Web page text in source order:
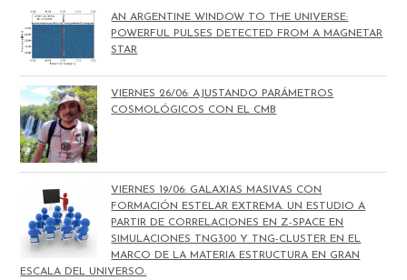
AN ARGENTINE WINDOW TO THE UNIVERSE:
POWERFUL PULSES DETECTED FROM A MAGNETAR
STAR
VIERNES 26/06: AJUSTANDO PARÁMETROS
COSMOLÓGICOS CON EL CMB
VIERNES 19/06: GALAXIAS MASIVAS CON
FORMACIÓN ESTELAR EXTREMA. UN ESTUDIO A
PARTIR DE CORRELACIONES EN Z-SPACE EN
SIMULACIONES TNG300 Y TNG-CLUSTER EN EL
MARCO DE LA MATERIA ESTRUCTURA EN GRAN
ESCALA DEL UNIVERSO.